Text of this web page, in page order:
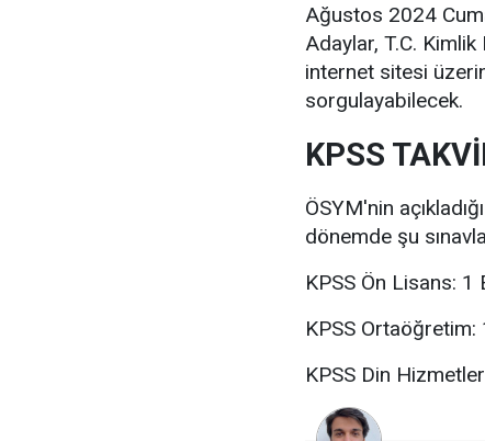
Ağustos 2024
Adaylar, T.C.
internet sitesi
sorgulayabilecek.
KPSS
ÖSYM'nin
dönemde şu
KPSS Ön Lisans: 1
KPSS
KPSS Din